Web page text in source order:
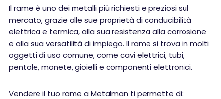
Il rame è uno dei metalli più richiesti e preziosi sul
mercato, grazie alle sue proprietà di conducibilità
elettrica e termica, alla sua resistenza alla corrosione
e alla sua versatilità di impiego. Il rame si trova in molti
oggetti di uso comune, come cavi elettrici, tubi,
pentole, monete, gioielli e componenti elettronici.
Vendere il tuo rame a Metalman ti permette di: